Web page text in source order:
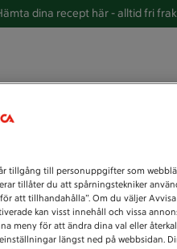
dina recept här -alltid fri
tillgång till personuppgifter som
tillåter du att spårningstekniker
att tillhandahålla”. Om du väljer
kan visst innehåll och vissa
meny för att ändra dina val eller
längst ned på webbsidan.